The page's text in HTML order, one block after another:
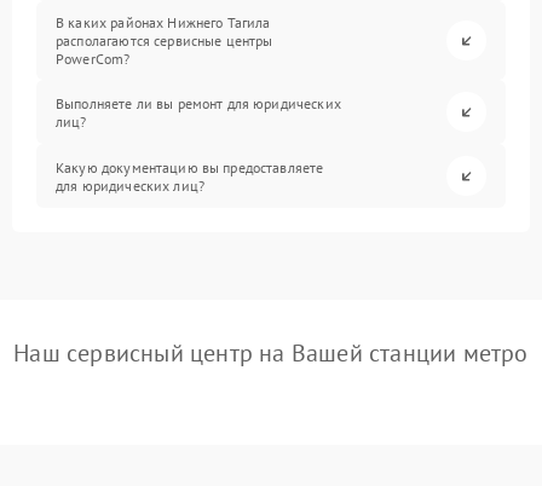
В каких районах Нижнего Тагила
располагаются сервисные центры
PowerCom?
Выполняете ли вы ремонт для юридических
лиц?
Какую документацию вы предоставляете
для юридических лиц?
Наш сервисный центр на Вашей станции метро